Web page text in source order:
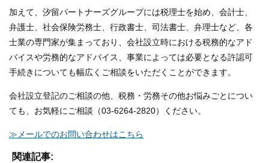
加えて、汐留パートナーズグループには税理士を始め、会計士、
弁護士、社会保険労務士、行政書士、司法書士、弁理士など、各
士業の専門家が集まっており、会社設立時における税務的なアド
バイスや労務的なアドバイス、事業によっては必要となる許認可
手続きについても幅広くご相談をいただくことができます。
会社設立登記のご相談の他、税務・労務その他お悩みごとについ
ても、お気軽にご相談（03-6264-2820）ください。
≫メールでのお問い合わせはこちら
関連記事: